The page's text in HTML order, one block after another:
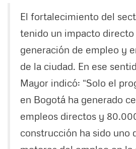
El fortalecimiento del
tenido un impacto directo
generación de empleo y
de la ciudad. En ese
Mayor indicó: “Solo el
en Bogotá ha generado
empleos directos y
construcción ha sido uno